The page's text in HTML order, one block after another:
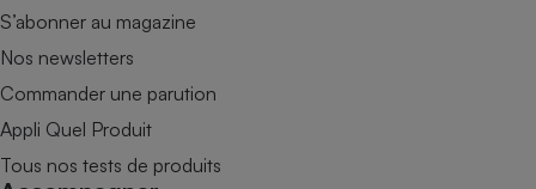
S’abonner au magazine
Nos newsletters
Commander une parution
Appli Quel Produit
Tous nos tests de produits